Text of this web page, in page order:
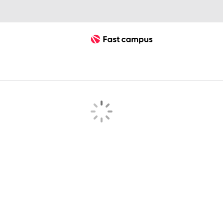
Fast Campus
searchKeyword 검색결과 페